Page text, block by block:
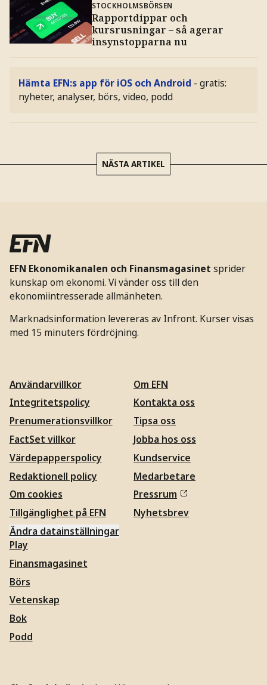
STOCKHOLMSBÖRSEN
Rapportdippar och
kursrusningar – så agerar
insynstopparna nu
Hämta EFN:s app för iOS och Android - gratis:
nyheter, analyser, börs, video, podd
NÄSTA ARTIKEL
EFN Ekonomikanalen och Finansmagasinet sprider
kunskap om ekonomi. Vi vänder oss till den
ekonomiintresserade allmänheten.
Marknadsinformation levereras av Infront. Kurser visas
med 15 minuters fördröjning.
Användarvillkor
Integritetspolicy
Prenumerationsvillkor
FactSet villkor
Värdepapperspolicy
Redaktionell policy
Om cookies
Tillgänglighet på EFN
Ändra datainställningar
Om EFN
Kontakta oss
Tipsa oss
Jobba hos oss
Kundservice
Medarbetare
Pressrum
Nyhetsbrev
Play
Finansmagasinet
Börs
Vetenskap
Bok
Podd